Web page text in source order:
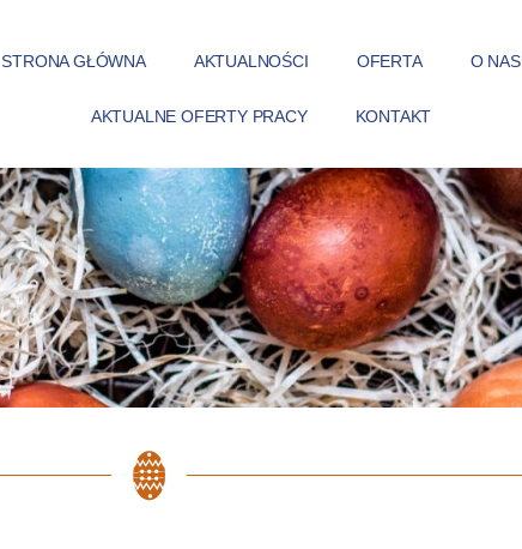
STRONA GŁÓWNA AKTUALNOŚCI OFERTA O NAS
AKTUALNE OFERTY PRACY KONTAKT